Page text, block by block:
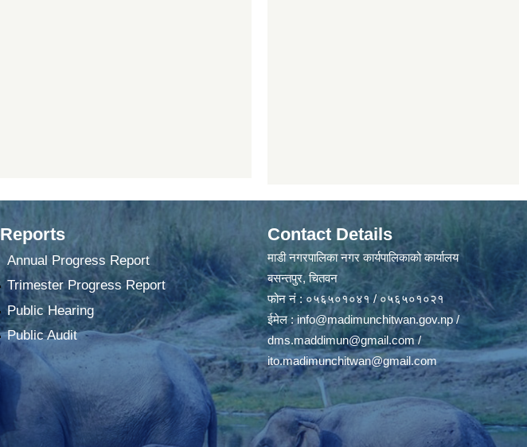
Reports
Annual Progress Report
Trimester Progress Report
Public Hearing
Public Audit
Contact Details
माडी नगरपालिका नगर कार्यपालिकाको कार्यालय
बसन्तपुर, चितवन
फोन नं : ०५६५०१०४१ / ०५६५०१०२१
ईमेल :info@madimunchitwan.gov.np /
dms.maddimun@gmail.com/
ito.madimunchitwan@gmail.com